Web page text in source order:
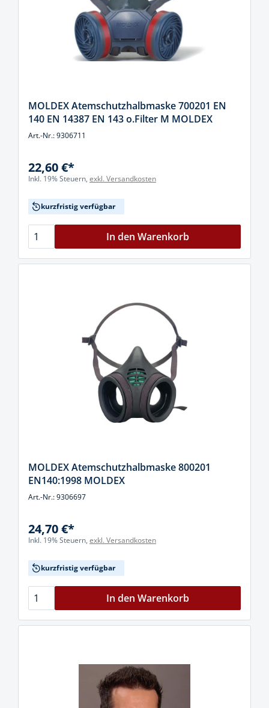
MOLDEX Atemschutzhalbmaske 700201 EN
140 EN 14387 EN 143 o.Filter M MOLDEX
Art.-Nr.: 9306711
22,60 €*
Inkl. 19% Steuern, exkl. Versandkosten
kurzfristig verfügbar
In den Warenkorb
MOLDEX Atemschutzhalbmaske 800201
EN140:1998 MOLDEX
Art.-Nr.: 9306697
24,70 €*
Inkl. 19% Steuern, exkl. Versandkosten
kurzfristig verfügbar
In den Warenkorb